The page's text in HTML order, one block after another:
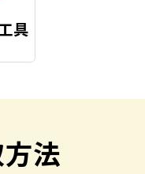
具
法